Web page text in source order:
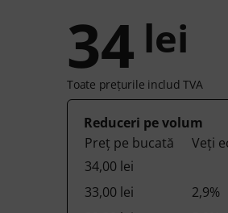
34 lei
Toate prețurile includ TVA
Reduceri pe volum
Preț pe bucată
Veți
34,00 lei
33,00 lei
2,9%